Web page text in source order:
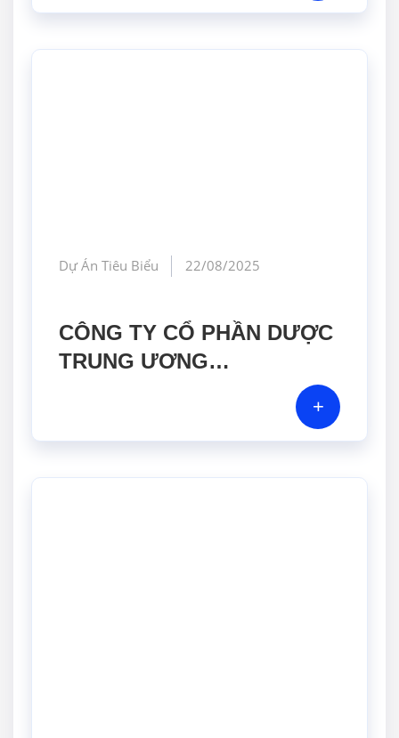
Dự Án Tiêu Biểu 22/08/2025
CÔNG TY CỔ PHẦN DƯỢC
TRUNG ƯƠNG
+